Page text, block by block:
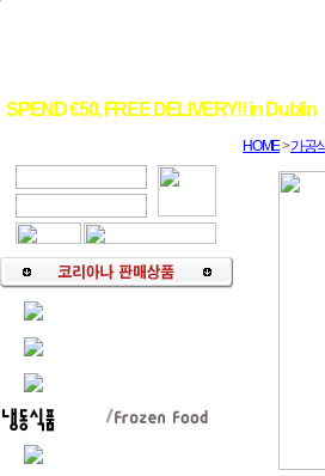
SPEND €50, FREE DELIVERY!! in Dublin
HOME>가공